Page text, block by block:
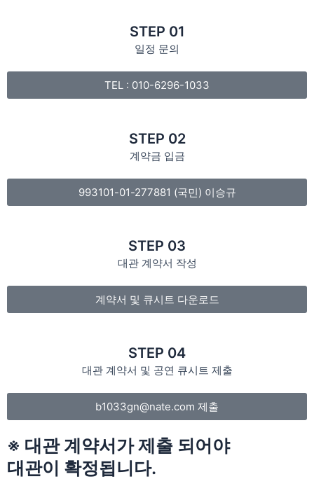
STEP 01
일정 문의
TEL : 010-6296-1033
STEP 02
계약금 입금
993101-01-277881 (국민) 이승규
STEP 03
대관 계약서 작성
계약서 및 큐시트 다운로드
STEP 04
대관 계약서 및 공연 큐시트 제출
b1033gn@nate.com 제출
※ 대관 계약서가 제출 되어야
대관이 확정됩니다.